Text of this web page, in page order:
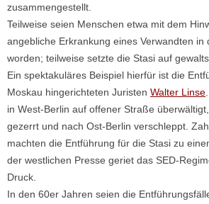
zusammengestellt.
Teilweise seien Menschen etwa mit dem
angebliche Erkrankung eines Verwandten in
worden; teilweise setzte die Stasi auf
Ein spektakuläres Beispiel hierfür ist die
Moskau hingerichteten Juristen Walter Linse
in West-Berlin auf offener Straße
gezerrt und nach Ost-Berlin verschleppt.
machten die Entführung für die Stasi zu
der westlichen Presse geriet das SED-
Druck.
In den 60er Jahren seien die